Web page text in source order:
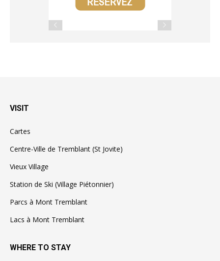
VISIT
Cartes
Centre-Ville de Tremblant (St Jovite)
Vieux Village
Station de Ski (Village Piétonnier)
Parcs à Mont Tremblant
Lacs à Mont Tremblant
WHERE TO STAY